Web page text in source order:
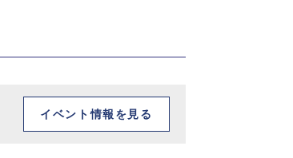
イベント情報を見る